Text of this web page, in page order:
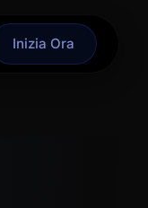
Inizia Ora